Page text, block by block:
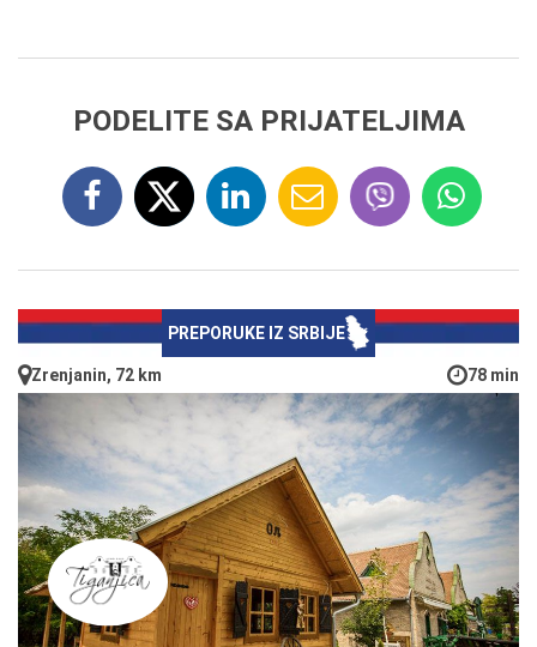
PODELITE SA PRIJATELJIMA
PREPORUKE IZ SRBIJE
Zrenjanin, 72 km 78 min